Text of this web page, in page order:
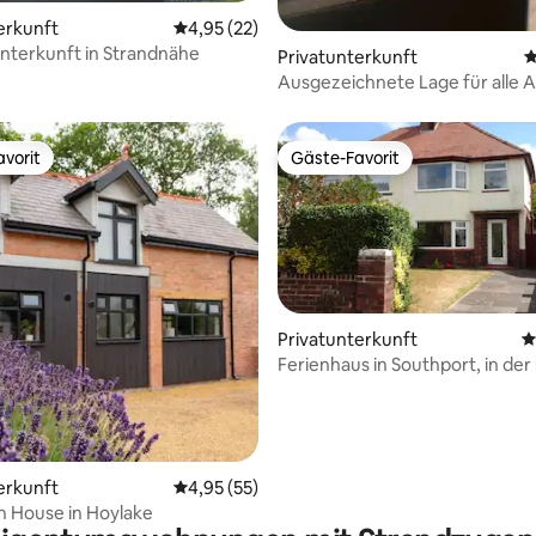
5 von 5, 15 Bewertungen
Durchschnittliche Bewertung: 4,95 von 5,
4,95 (22)
in Strandnähe
Privatunterkunft
Ausgezeichnete Lage für alle
4,89 von 5, 111 Bewertungen
Durchschnittliche Bewertung: 4,95 von 5,
4,95 (55)
House in Hoylake
Gäste-Favorit
Gäste-Favorit
Privatunterkunft
Ferienhaus in Southport, in der